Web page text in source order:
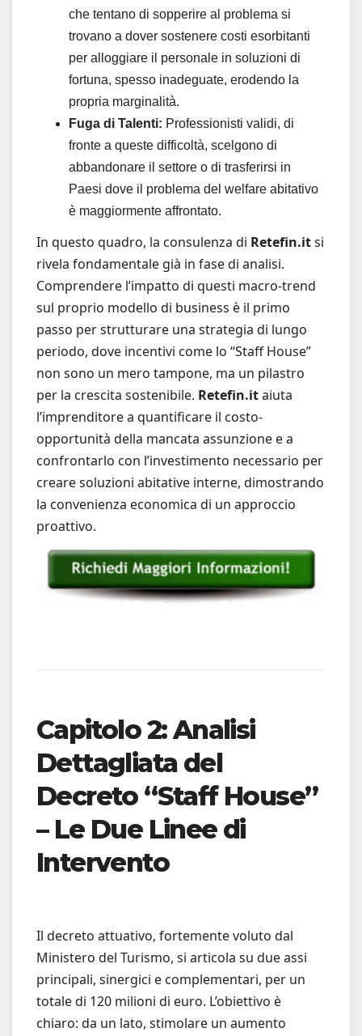
che tentano di sopperire al problema si
trovano a dover sostenere costi esorbitanti
per alloggiare il personale in soluzioni di
fortuna, spesso inadeguate, erodendo la
propria marginalità.
Fuga di Talenti: Professionisti validi, di
fronte a queste difficoltà, scelgono di
abbandonare il settore o di trasferirsi in
Paesi dove il problema del welfare abitativo
è maggiormente affrontato.
In questo quadro, la consulenza di Retefin.itsi
rivela fondamentale già in fase di analisi.
Comprendere l’impatto di questi macro-trend
sul proprio modello di business è il primo
passo per strutturare una strategia di lungo
periodo, dove incentivi come lo “Staff House”
non sono un mero tampone, ma un pilastro
per la crescita sostenibile. Retefin.itaiuta
l’imprenditore a quantificare il costo-
opportunità della mancata assunzione e a
confrontarlo con l’investimento necessario per
creare soluzioni abitative interne, dimostrando
la convenienza economica di un approccio
proattivo.
Capitolo 2: Analisi
Dettagliata del
Decreto “Staff House”
– Le Due Linee di
Intervento
Il decreto attuativo, fortemente voluto dal
Ministero del Turismo, si articola su due assi
principali, sinergici e complementari, per un
totale di 120 milioni di euro. L’obiettivo è
chiaro: da un lato, stimolare un aumento